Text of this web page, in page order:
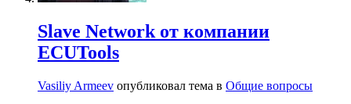
Slave Network от компании
ECUTools
Vasiliy Armeev опубликовал тема в Общие вопросы